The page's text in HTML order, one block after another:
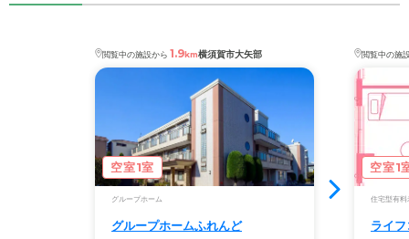
閲覧中の施設から 1.9km横須賀市大矢部
空室1室
グループホーム
グループホームふれんど
閲覧中の施
空室1
住宅型有料
ライ